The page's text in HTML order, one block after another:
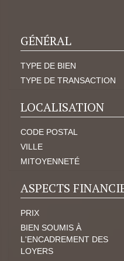
GÉNÉRAL
TYPE DE BIEN
TYPE DE TRANSACTION
LOCALISATION
CODE POSTAL
VILLE
MITOYENNETÉ
ASPECTS
PRIX
BIEN SOUMIS À
L'ENCADREMENT DES
LOYERS